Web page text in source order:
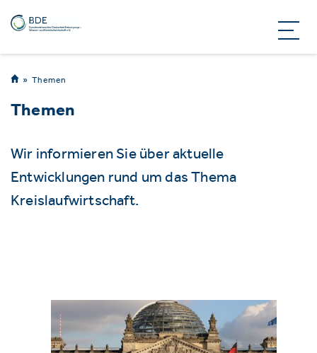
Themen
Themen
Wir informieren Sie über aktuelle
Entwicklungen rund um das Thema
Kreislaufwirtschaft.